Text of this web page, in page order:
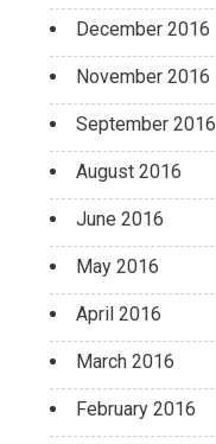
December 2016
November 2016
September 2016
August 2016
June 2016
May 2016
April 2016
March 2016
February 2016